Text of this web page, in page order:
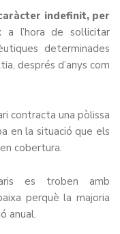
indefinit, per
a l’hora de sol·licitar
determinades
després d’anys com
contracta una pòlissa
en la situació que els
cobertura.
es troben amb
perquè la majoria
anual.